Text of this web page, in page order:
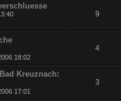
9
18:02
4
Kreuznach:
17:01
3